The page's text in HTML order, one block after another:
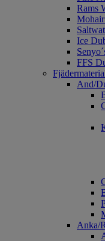
Rams
Ice
FFS
And/
Anka/